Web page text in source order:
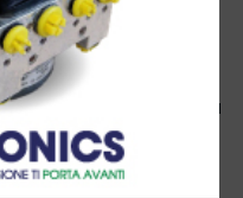
di questa vettura:jaguar
ricambio non è disponibile
previsione di consegna. il
è c2s51782 che diventa
punto mi starebbe